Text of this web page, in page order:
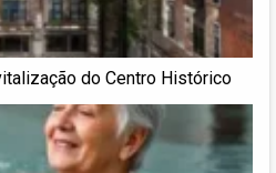
do Centro Histórico